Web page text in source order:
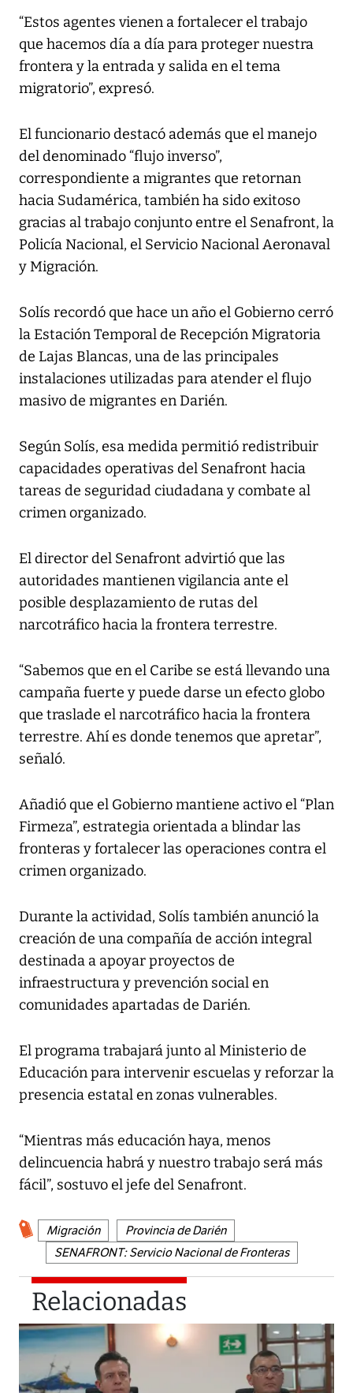
“Estos agentes vienen a fortalecer el trabajo
que hacemos día a día para proteger nuestra
frontera y la entrada y salida en el tema
migratorio”, expresó.
El funcionario destacó además que el manejo
del denominado “flujo inverso”,
correspondiente a migrantes que retornan
hacia Sudamérica, también ha sido exitoso
gracias al trabajo conjunto entre el Senafront, la
Policía Nacional, el Servicio Nacional Aeronaval
y Migración.
Solís recordó que hace un año el Gobierno cerró
la Estación Temporal de Recepción Migratoria
de Lajas Blancas, una de las principales
instalaciones utilizadas para atender el flujo
masivo de migrantes en Darién.
Según Solís, esa medida permitió redistribuir
capacidades operativas del Senafront hacia
tareas de seguridad ciudadana y combate al
crimen organizado.
El director del Senafront advirtió que las
autoridades mantienen vigilancia ante el
posible desplazamiento de rutas del
narcotráfico hacia la frontera terrestre.
“Sabemos que en el Caribe se está llevando una
campaña fuerte y puede darse un efecto globo
que traslade el narcotráfico hacia la frontera
terrestre. Ahí es donde tenemos que apretar”,
señaló.
Añadió que el Gobierno mantiene activo el “Plan
Firmeza”, estrategia orientada a blindar las
fronteras y fortalecer las operaciones contra el
crimen organizado.
Durante la actividad, Solís también anunció la
creación de una compañía de acción integral
destinada a apoyar proyectos de
infraestructura y prevención social en
comunidades apartadas de Darién.
El programa trabajará junto al Ministerio de
Educación para intervenir escuelas y reforzar la
presencia estatal en zonas vulnerables.
“Mientras más educación haya, menos
delincuencia habrá y nuestro trabajo será más
fácil”, sostuvo el jefe del Senafront.
Migración
Provincia de Darién
SENAFRONT: Servicio Nacional de Fronteras
Relacionadas